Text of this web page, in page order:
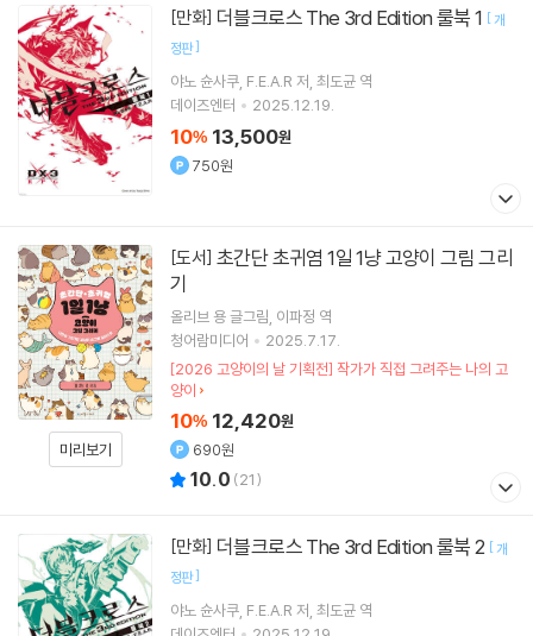
[만화] 더블크로스 The 3rd Edition 룰북 1 [개
정판]
야노 슌사쿠 F.E.A.R 저 최도균 역
데이즈엔터
2025.12.19.
10% 13,500원
750원
미리보기
[도서]
기
올리브 용글그림 이파정 역
청어람미디어
2025.7.17.
[2026 고양이의 날 기획전] 작가가 직접 그려주는 나의 고
양이
10% 12,420원
690원
10.0 (21)
[만화] 더블크로스 The 3rd Edition 룰북 2 [개
정판]
야노 슌사쿠 F.E.A.R 저 최도균 역